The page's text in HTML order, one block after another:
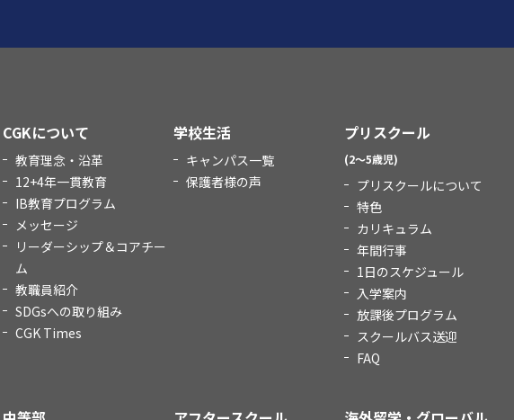
CGKについて
教育理念・沿革
12+4年一貫教育
IB教育プログラム
メッセージ
リーダーシップ＆コアチー
ム
教職員紹介
SDGsへの取り組み
CGK Times
学校生活
キャンパス一覧
保護者様の声
プリスクール
(2～5歳児)
プリスクールについて
特色
カリキュラム
年間行事
1日のスケジュール
入学案内
放課後プログラム
スクールバス送迎
FAQ